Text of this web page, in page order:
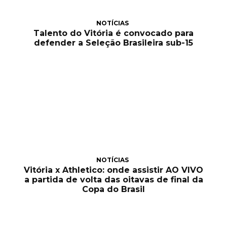
NOTÍCIAS
Talento do Vitória é convocado para
defender a Seleção Brasileira sub-15
NOTÍCIAS
Vitória x Athletico: onde assistir AO VIVO
a partida de volta das oitavas de final da
Copa do Brasil